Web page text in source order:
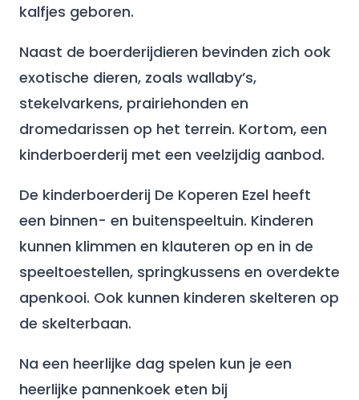
kalfjes geboren.
Naast de boerderijdieren bevinden zich ook
exotische dieren, zoals wallaby’s,
stekelvarkens, prairiehonden en
dromedarissen op het terrein. Kortom, een
kinderboerderij met een veelzijdig aanbod.
De kinderboerderij De Koperen Ezel heeft
een binnen- en buitenspeeltuin. Kinderen
kunnen klimmen en klauteren op en in de
speeltoestellen, springkussens en overdekte
apenkooi. Ook kunnen kinderen skelteren op
de skelterbaan.
Na een heerlijke dag spelen kun je een
heerlijke pannenkoek eten bij